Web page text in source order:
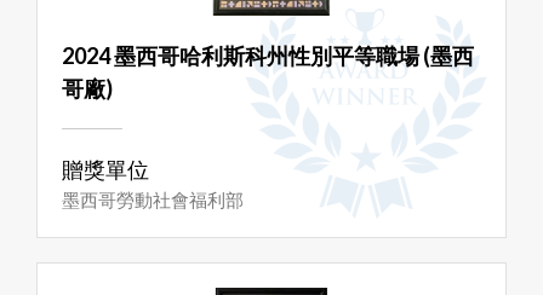
2024 墨西哥哈利斯科州性別平等職場 (墨西
哥廠)
贈獎單位
墨西哥勞動社會福利部